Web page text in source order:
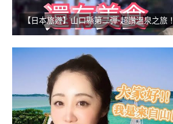
【日本旅遊】山口縣第二彈-超讚溫泉之旅！